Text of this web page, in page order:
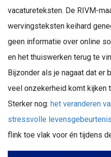
vacatureteksten. De RIVM-
wervingsteksten keihard
geen informatie over online
en het thuiswerken terug te
Bijzonder als je nagaat dat er
veel onzekerheid komt kijken
Sterker nog: het veranderen
stressvolle
flink toe vlak voor én tijdens